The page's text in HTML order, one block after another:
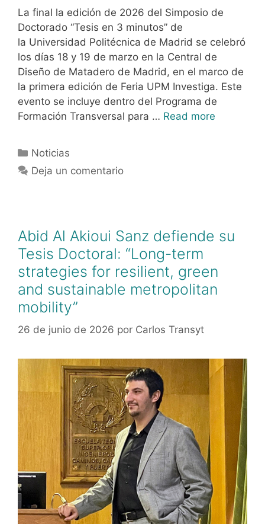
La final la edición de 2026 del Simposio de
Doctorado “Tesis en 3 minutos” de
la Universidad Politécnica de Madrid se celebró
los días 18 y 19 de marzo en la Central de
Diseño de Matadero de Madrid, en el marco de
la primera edición de Feria UPM Investiga. Este
evento se incluye dentro del Programa de
Formación Transversal para … Read more
Noticias
Deja un comentario
Abid Al Akioui Sanz defiende su
Tesis Doctoral: “Long-term
strategies for resilient, green
and sustainable metropolitan
mobility”
26 de junio de 2026 por Carlos Transyt